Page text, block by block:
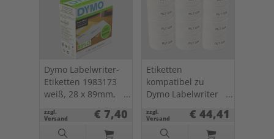
Dymo Labelwriter-
Etiketten 1983173
weiß, 28 x 89mm,
zzgl.
Versand
€ 7,40
Etiketten
kompatibel zu
Dymo Labelwriter
x 28mm 12 x 130
zzgl.
Versand
€ 44,41